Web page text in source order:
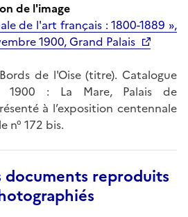
de l'image
de l'art français : 1800-1889 »,
1900, Grand Palais
de l'Oise (titre). Catalogue
1900 : La Mare, Palais de
à l’exposition centennale
n° 172 bis.
documents reproduits